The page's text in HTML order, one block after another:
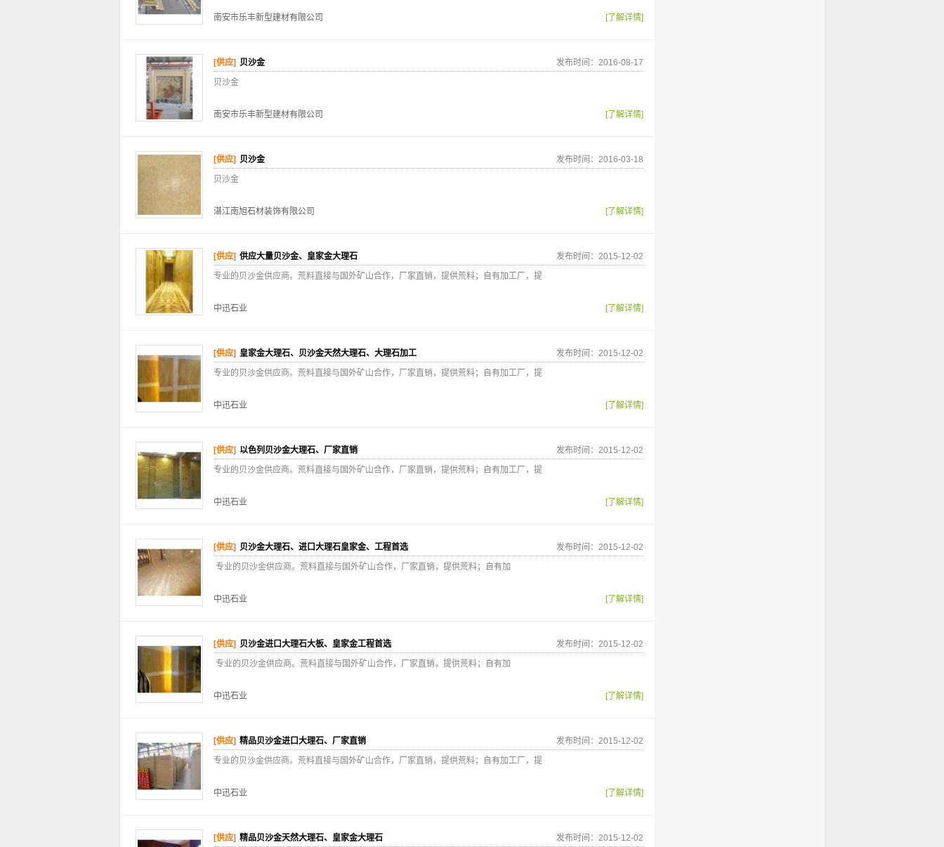
南安市乐丰新型建材有限公司 [了解详情]
[供应] 贝沙金
发布时间：2016-08-17
贝沙金
南安市乐丰新型建材有限公司 [了解详情]
[供应] 贝沙金
发布时间：2016-03-18
贝沙金
湛江南旭石材装饰有限公司 [了解详情]
[供应] 供应大量贝沙金、皇家金大理石
发布时间：2015-12-02
专业的贝沙金供应商。荒料直接与国外矿山合作，厂家直销，提供荒料；自有加工厂，提
中迅石业 [了解详情]
[供应] 皇家金大理石、贝沙金天然大理石、大理石加工
发布时间：2015-12-02
专业的贝沙金供应商。荒料直接与国外矿山合作，厂家直销，提供荒料；自有加工厂，提
中迅石业 [了解详情]
[供应] 以色列贝沙金大理石、厂家直销
发布时间：2015-12-02
专业的贝沙金供应商。荒料直接与国外矿山合作，厂家直销，提供荒料；自有加工厂，提
中迅石业 [了解详情]
[供应] 贝沙金大理石、进口大理石皇家金、工程首选
发布时间：2015-12-02
专业的贝沙金供应商。荒料直接与国外矿山合作，厂家直销，提供荒料；自有加
中迅石业 [了解详情]
[供应] 贝沙金进口大理石大板、皇家金工程首选
发布时间：2015-12-02
专业的贝沙金供应商。荒料直接与国外矿山合作，厂家直销，提供荒料；自有加
中迅石业 [了解详情]
[供应] 精品贝沙金进口大理石、厂家直销
发布时间：2015-12-02
专业的贝沙金供应商。荒料直接与国外矿山合作，厂家直销，提供荒料；自有加工厂，提
中迅石业 [了解详情]
[供应] 精品贝沙金天然大理石、皇家金大理石
发布时间：2015-12-02